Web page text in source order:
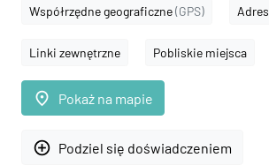
Współrzędne geograficzne(GPS) Adres
Linki zewnętrzne Pobliskie miejsca
place Pokaż na mapie
add_circle_outline Podziel się doświadczeniem